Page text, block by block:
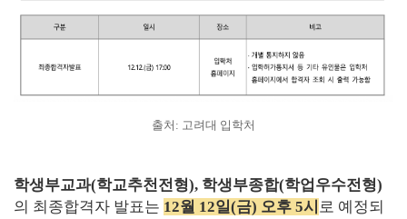
출처: 고려대 입학처
학생부교과(학교추천전형), 학생부종합(학업우수전형)
의 최종합격자 발표는 12월 12일(금) 오후 5시 로 예정되